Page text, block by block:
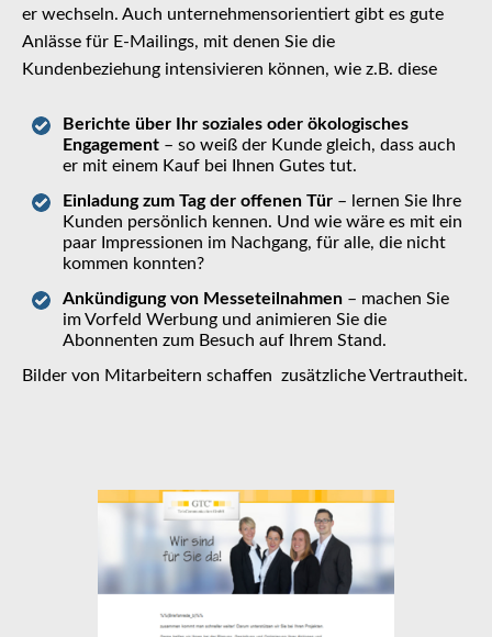
er wechseln. Auch unternehmensorientiert gibt es gute
Anlässe für E-Mailings, mit denen Sie die
Kundenbeziehung intensivieren können, wie z.B. diese
Berichte über Ihr soziales oder ökologisches
Engagement – so weiß der Kunde gleich, dass auch
er mit einem Kauf bei Ihnen Gutes tut.
Einladung zum Tag der offenen Tür – lernen Sie Ihre
Kunden persönlich kennen. Und wie wäre es mit ein
paar Impressionen im Nachgang, für alle, die nicht
kommen konnten?
Ankündigung von Messeteilnahmen – machen Sie
im Vorfeld Werbung und animieren Sie die
Abonnenten zum Besuch auf Ihrem Stand.
Bilder von Mitarbeitern schaffen zusätzliche Vertrautheit.